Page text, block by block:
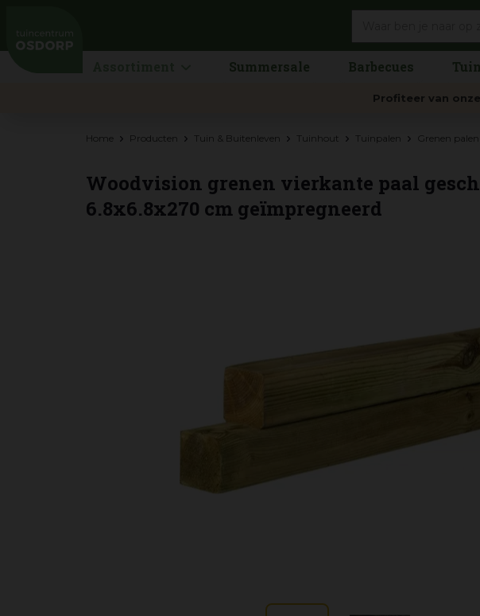
Home Producten Tuin & Buitenleven Tuinhout Tuinpalen Grenen palen
Summersale Barbecues
Profiteer van
Woodvision grenen vierkante paal
6.8x6.8x270 cm geïmpregneerd